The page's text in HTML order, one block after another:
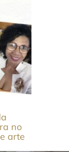
no
arte